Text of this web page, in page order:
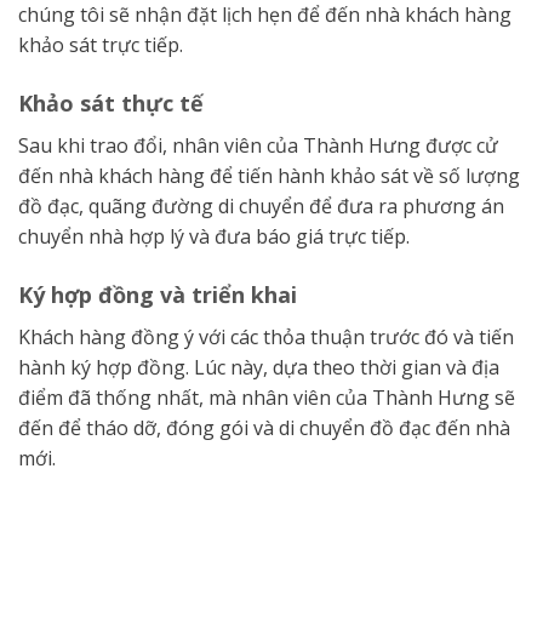
chúng tôi sẽ nhận đặt lịch hẹn để đến nhà khách hàng
khảo sát trực tiếp.
Khảo sát thực tế
Sau khi trao đổi, nhân viên của Thành Hưng được cử
đến nhà khách hàng để tiến hành khảo sát về số lượng
đồ đạc, quãng đường di chuyển để đưa ra phương án
chuyển nhà hợp lý và đưa báo giá trực tiếp.
Ký hợp đồng và triển khai
Khách hàng đồng ý với các thỏa thuận trước đó và tiến
hành ký hợp đồng. Lúc này, dựa theo thời gian và địa
điểm đã thống nhất, mà nhân viên của Thành Hưng sẽ
đến để tháo dỡ, đóng gói và di chuyển đồ đạc đến nhà
mới.